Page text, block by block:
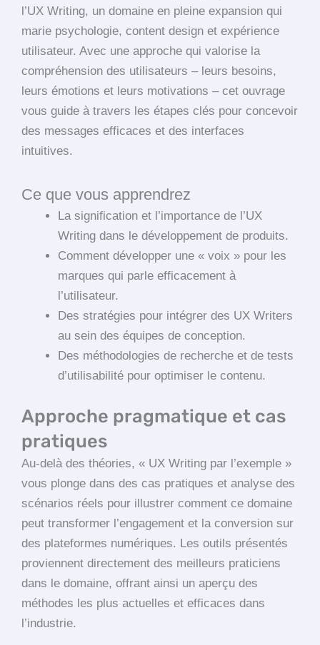
l’UX Writing, un domaine en pleine expansion qui
marie psychologie, content design et expérience
utilisateur. Avec une approche qui valorise la
compréhension des utilisateurs – leurs besoins,
leurs émotions et leurs motivations – cet ouvrage
vous guide à travers les étapes clés pour concevoir
des messages efficaces et des interfaces
intuitives.
Ce que vous apprendrez
La signification et l’importance de l’UX
Writing dans le développement de produits.
Comment développer une « voix » pour les
marques qui parle efficacement à
l’utilisateur.
Des stratégies pour intégrer des UX Writers
au sein des équipes de conception.
Des méthodologies de recherche et de tests
d’utilisabilité pour optimiser le contenu.
Approche pragmatique et cas
pratiques
Au-delà des théories, « UX Writing par l’exemple »
vous plonge dans des cas pratiques et analyse des
scénarios réels pour illustrer comment ce domaine
peut transformer l’engagement et la conversion sur
des plateformes numériques. Les outils présentés
proviennent directement des meilleurs praticiens
dans le domaine, offrant ainsi un aperçu des
méthodes les plus actuelles et efficaces dans
l’industrie.